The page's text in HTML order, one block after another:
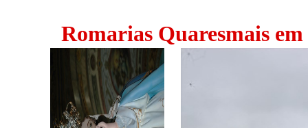
Romarias Quaresmais